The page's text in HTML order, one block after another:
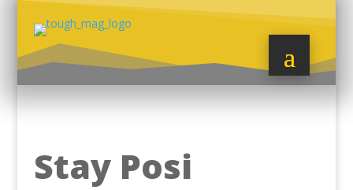
Stay Posi